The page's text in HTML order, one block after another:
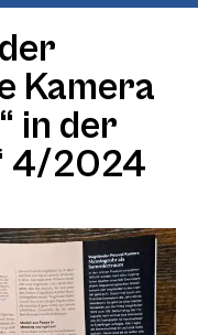
Kamera
in der
4/2024